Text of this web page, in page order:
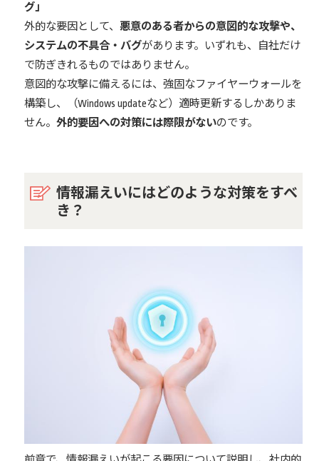
グ」
外的な要因として、 悪意のある者からの意図的な攻撃や、
システムの不具合・バグがあります。いずれも、自社だけ
で防ぎきれるものではありません。
意図的な攻撃に備えるには、強固なファイヤーウォールを
構築し、（Windows updateなど）適時更新するしかありま
せん。 外的要因への対策には際限がないのです。
情報漏えいにはどのような対策をすべ
き？